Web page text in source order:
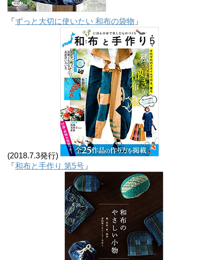
「 ずっと大切に使いたい 和布の袋物 」
(2018.7.3発行)
「 和布と手作り 第5号 」